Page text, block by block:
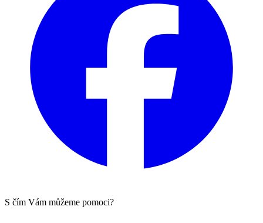
S čím Vám můžeme pomoci?